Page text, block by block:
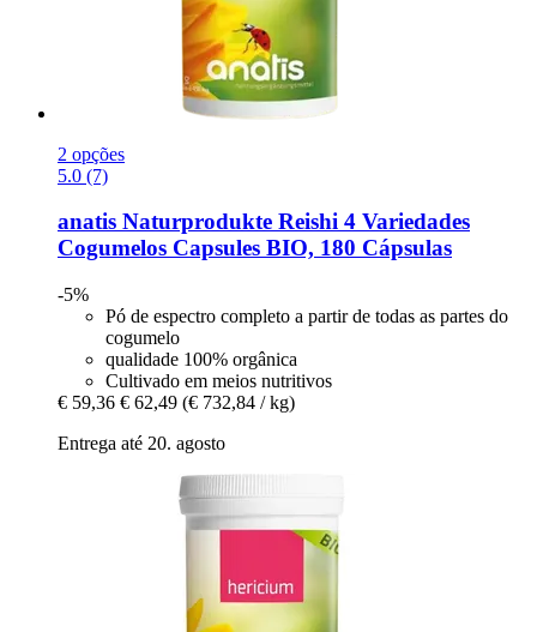
2 opções
5.0 (7)
anatis Naturprodukte Reishi 4 Variedades
Cogumelos Capsules BIO, 180 Cápsulas
-5%
Pó de espectro completo a partir de todas as partes do
cogumelo
qualidade 100% orgânica
Cultivado em meios nutritivos
€ 59,36 € 62,49 (€ 732,84 / kg)
Entrega até 20. agosto